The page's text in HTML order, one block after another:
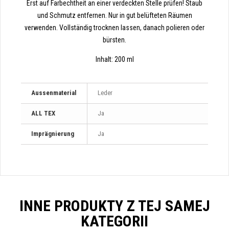
Erst auf Farbechtheit an einer verdeckten Stelle prüfen! Staub
und Schmutz entfernen. Nur in gut belüfteten Räumen
verwenden. Vollständig trocknen lassen, danach polieren oder
bürsten.
Inhalt: 200 ml
Aussenmaterial Leder
ALL TEX Ja
Imprägnierung Ja
INNE PRODUKTY Z TEJ SAMEJ
KATEGORII